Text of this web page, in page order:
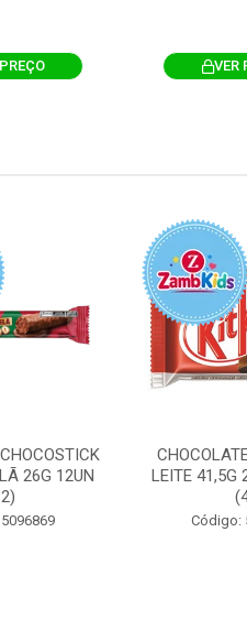
VER
26G 12UN
LEITE 41,5G
Código: